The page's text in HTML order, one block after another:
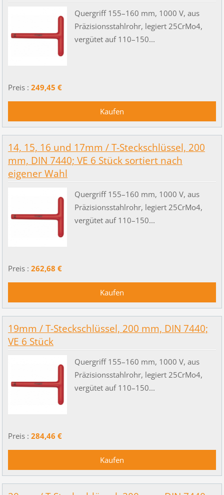
Quergriff 155–160 mm, 1000 V, aus
Präzisionsstahlrohr, legiert 25CrMo4,
vergütet auf 110–150...
Preis : 249,45 €
14, 15, 16 und 17mm / T-Steckschlüssel, 200
mm, DIN 7440; VE 6 Stück sortiert nach
eigener Wahl
Quergriff 155–160 mm, 1000 V, aus
Präzisionsstahlrohr, legiert 25CrMo4,
vergütet auf 110–150...
Preis : 262,68 €
19mm / T-Steckschlüssel, 200 mm, DIN 7440;
VE 6 Stück
Quergriff 155–160 mm, 1000 V, aus
Präzisionsstahlrohr, legiert 25CrMo4,
vergütet auf 110–150...
Preis : 284,46 €